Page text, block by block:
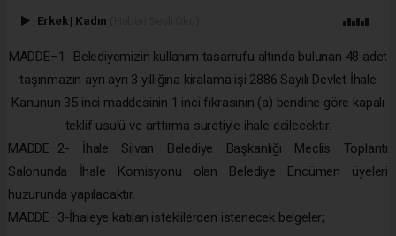
Erkek | Kadın
MADDE–1- Belediyemizin kullanım tasarrufu altında bulunan 48 adet
taşınmazın ayrı ayrı 3 yıllığına kiralama işi 2886 Sayılı Devlet İhale
Kanunun 35 inci maddesinin 1 inci fıkrasının (a) bendine göre kapalı
teklif usulü ve arttırma suretiyle ihale edilecektir.
MADDE–2- İhale Silvan Belediye Başkanlığı Meclis Toplantı
Salonunda İhale Komisyonu olan Belediye Encümen üyeleri
huzurunda yapılacaktır.
MADDE–3-İhaleye katılan isteklilerden istenecek belgeler;